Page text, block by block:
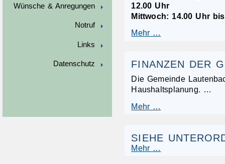
Wünsche & Anregungen
Notruf
Links
Datenschutz
12.00 Uhr
Mittwoch: 14.00 Uhr
Mehr …
FINANZEN DER
Die Gemeinde
Haushaltsplanung. …
Mehr …
SIEHE
Mehr …